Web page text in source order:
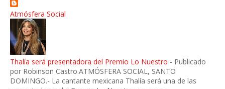
Atmósfera Social
Thalía será presentadora del Premio Lo Nuestro - Publicado
por Robinson Castro.ATMÓSFERA SOCIAL, SANTO
DOMINGO.- La cantante mexicana Thalía será una de las